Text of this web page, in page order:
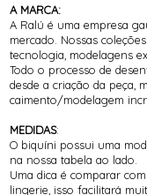
A MARCA:
A Ralú é uma empresa
mercado. Nossas
tecnologia, modelagens
Todo o processo de
desde a criação da peça,
caimento/modelagem
MEDIDAS:
O biquíni possui uma
na nossa tabela ao lado.
Uma dica é comparar
lingerie, isso facilitará